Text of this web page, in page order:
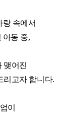
랑 속에서
아동 중,
맺어진
리고자 합니다.
이